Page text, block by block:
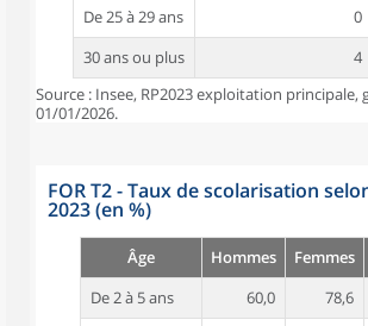
De 25 à 29 ans
0
30 ans ou plus
4
Source : Insee, RP2023 exploitation principale,
01/01/2026.
FOR T2 - Taux de scolarisation
2023 (en %)
Âge Hommes Femmes
De 2 à 5 ans
60,0 78,6